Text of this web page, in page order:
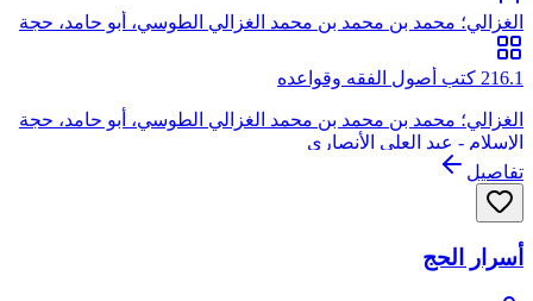
الغزالي؛ محمد بن محمد بن محمد الغزالي الطوسي، أبو حامد، حجة
الإسلام
216.1 كتب أصول الفقه وقواعده
الغزالي؛ محمد بن محمد بن محمد الغزالي الطوسي، أبو حامد، حجة
الإسلام - عبد العلي الأنصاري
تفاصيل
أسرار الحج